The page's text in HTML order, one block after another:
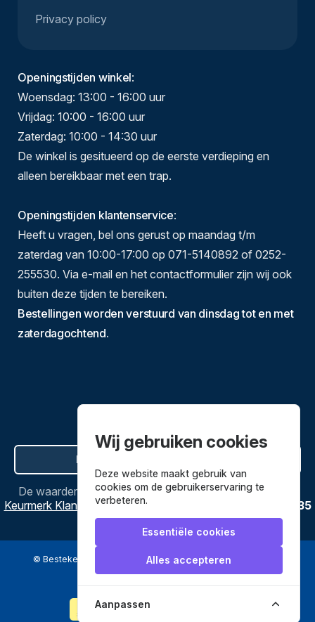
Privacy policy
Openingstijden winkel:
Woensdag: 13:00 - 16:00 uur
Vrijdag: 10:00 - 16:00 uur
Zaterdag: 10:00 - 14:30 uur
De winkel is gesitueerd op de eerste verdieping en
alleen bereikbaar met een trap.
Openingstijden klantenservice:
Heeft u vragen, bel ons gerust op maandag t/m
zaterdag van 10:00-17:00 op 071-5140892 of 0252-
255530. Via e-mail en het contactformulier zijn wij ook
buiten deze tijden te bereiken.
Bestellingen worden verstuurd van dinsdag tot en met
zaterdagochtend.
Hier de overeenkomst ontbinden
De waardering vanBestekenpannen.nlbijWebwinkel
Keurmerk Klantbeoordelingen
3635
reviews.
© Bestekenpannen.nl 2026 een webshop van
Wij gebruiken cookies
Deze website maakt gebruik van
cookies om de gebruikerservaring te
verbeteren.
Essentiële cookies
Alles accepteren
Aanpassen